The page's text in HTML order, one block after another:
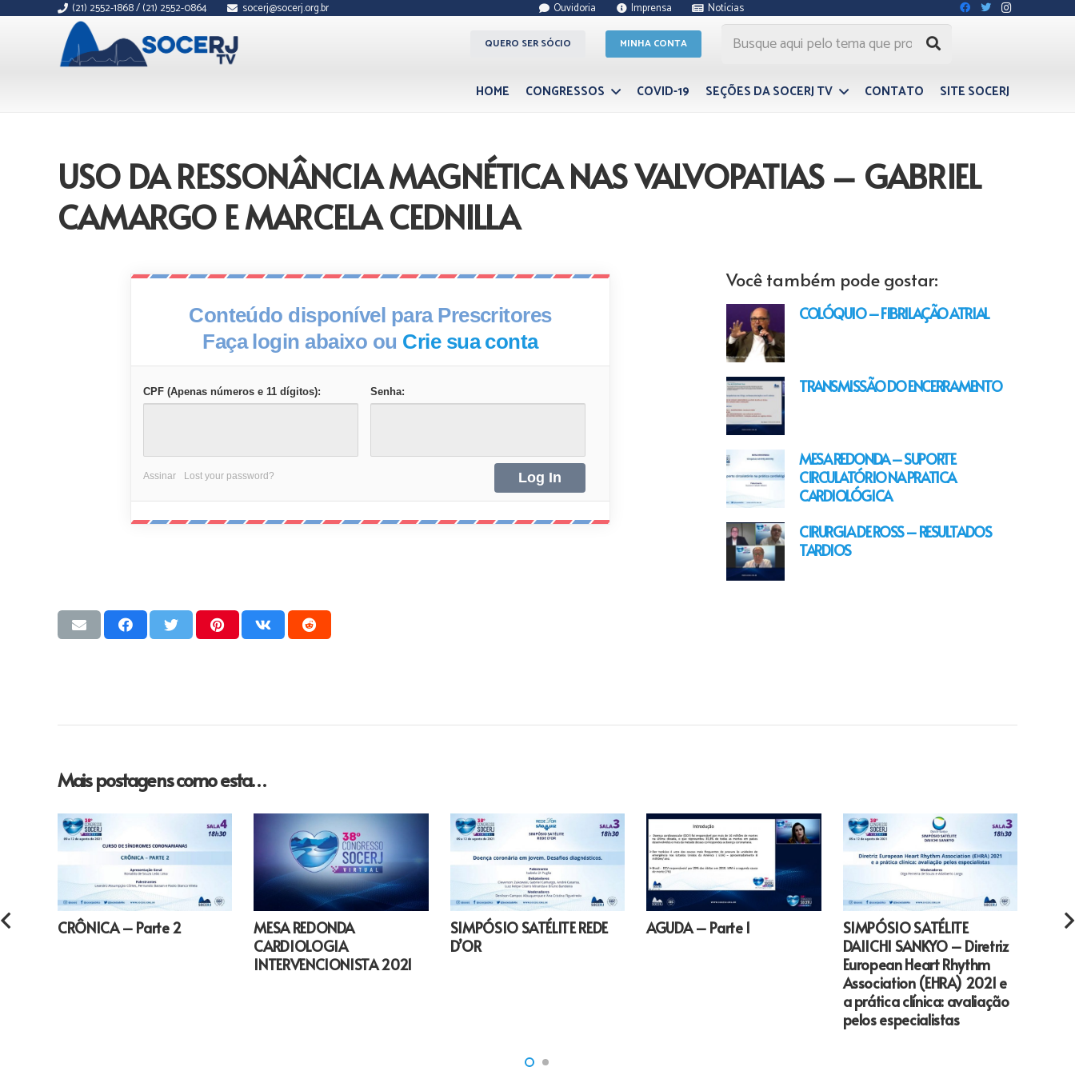
(21) 2552-1868 / (21) 2552-0864 socerj@socerj.org.br Ouvidoria Imprensa Notícias
QUERO SER SÓCIO MINHA CONTA
HOME CONGRESSOS COVID-19 SEÇÕES DA SOCERJ TV CONTATO SITE SOCERJ
USO DA RESSONÂNCIA MAGNÉTICA NAS VALVOPATIAS – GABRIEL
CAMARGO E MARCELA CEDNILLA
Conteúdo disponível para Prescritores
Faça login abaixo ou Crie sua conta
CPF (Apenas números e 11 dígitos): Senha:
Assinar Lost your password?
Você também pode gostar:
COLÓQUIO – FIBRILAÇÃO ATRIAL
TRANSMISSÃO DO ENCERRAMENTO
MESA REDONDA – SUPORTE
CIRCULATÓRIO NA PRATICA
CARDIOLÓGICA
CIRURGIA DE ROSS – RESULTADOS
TARDIOS
Mais postagens como esta…
CRÔNICA – Parte 2
MESA REDONDA
CARDIOLOGIA
INTERVENCIONISTA 2021
SIMPÓSIO SATÉLITE REDE
D’OR
AGUDA – Parte 1
SIMPÓSIO SATÉLITE
DAIICHI SANKYO – Diretriz
European Heart Rhythm
Association (EHRA) 2021 e
a prática clínica: avaliação
pelos especialistas